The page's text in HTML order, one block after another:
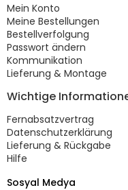
Mein Konto
Meine Bestellungen
Bestellverfolgung
Passwort ändern
Kommunikation
Lieferung & Montage
Wichtige
Fernabsatzvertrag
Datenschutzerklärung
Lieferung & Rückgabe
Hilfe
Sosyal Medya